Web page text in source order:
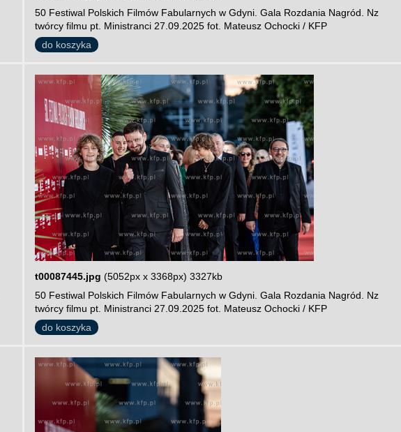
50 Festiwal Polskich Filmów Fabularnych w Gdyni. Gala Rozdania Nagród. Nz
twórcy filmu pt. Ministranci 27.09.2025 fot. Mateusz Ochocki / KFP
do koszyka
t00087445.jpg (5052px x 3368px) 3327kb
50 Festiwal Polskich Filmów Fabularnych w Gdyni. Gala Rozdania Nagród. Nz
twórcy filmu pt. Ministranci 27.09.2025 fot. Mateusz Ochocki / KFP
do koszyka